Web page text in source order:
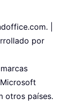
|
por
otros países.